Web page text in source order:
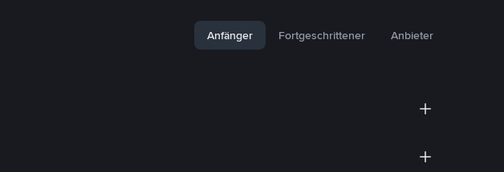
Anfänger Fortgeschrittener Anbieter